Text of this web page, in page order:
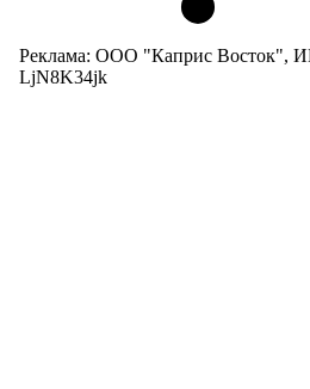
Реклама: ООО "Каприс Восток",
LjN8K34jk